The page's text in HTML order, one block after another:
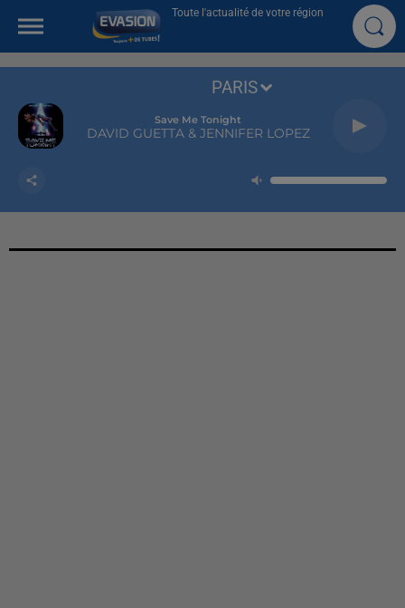
Toute l'actualité de votre région
Save Me Tonight
DAVID GUETTA & JENNIFER LOPEZ
PARIS